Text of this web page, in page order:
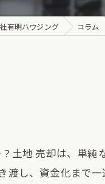
有明ハウジング コラム
土地 売却は、単
し、資金化まで